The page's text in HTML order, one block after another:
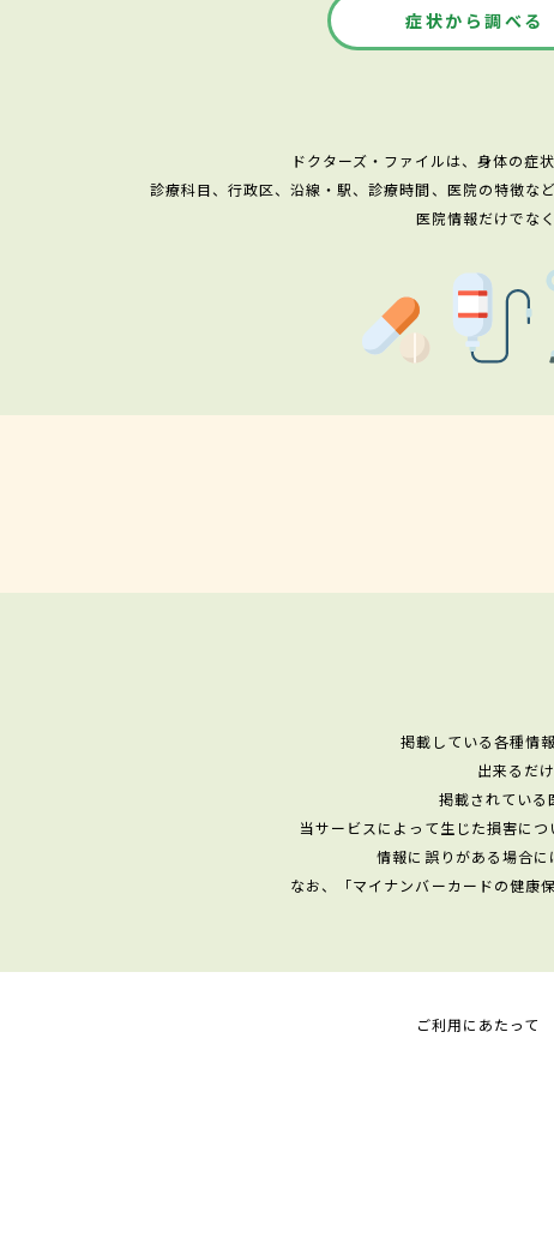
症状から調べる
ドクターズ・ファイルは、身体の症
診療科目、行政区、沿線・駅、診療時間、医院の特徴な
医院情報だけでな
掲載している各種情
出来るだ
掲載されている
当サービスによって生じた損害に
情報に誤りがある場合に
なお、「マイナンバーカードの健康
ご利用にあたって